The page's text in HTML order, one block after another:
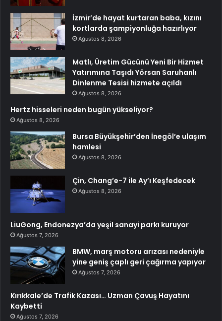
İzmir’de hayat kurtaran baba, kızını
kortlarda şampiyonluğa hazırlıyor
Ağustos 8, 2026
Matlı, Üretim Gücünü Yeni Bir Hizmet
Yatırımına Taşıdı Yörsan Saruhanlı
Dinlenme Tesisi hizmete açıldı
Ağustos 8, 2026
Hertz hisseleri neden bugün yükseliyor?
Ağustos 8, 2026
Bursa Büyükşehir’den İnegöl’e ulaşım
hamlesi
Ağustos 8, 2026
Çin, Chang’e-7 ile Ay’ı Keşfedecek
Ağustos 8, 2026
LiuGong, Endonezya’da yeşil sanayi parkı kuruyor
Ağustos 7, 2026
BMW, marş motoru arızası nedeniyle
yine geniş çaplı geri çağırma yapıyor
Ağustos 7, 2026
Kırıkkale’de Trafik Kazası… Uzman Çavuş Hayatını
Kaybetti
Ağustos 7, 2026